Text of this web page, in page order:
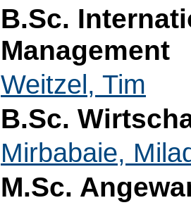
B.Sc.
Management
Weitzel, Tim
B.Sc.
Mirbabaie,
M.Sc.